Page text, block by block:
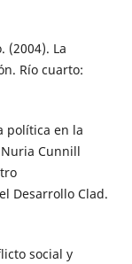
(2004). La
Río cuarto:
política en la
Cunnill
Desarrollo Clad.
social y